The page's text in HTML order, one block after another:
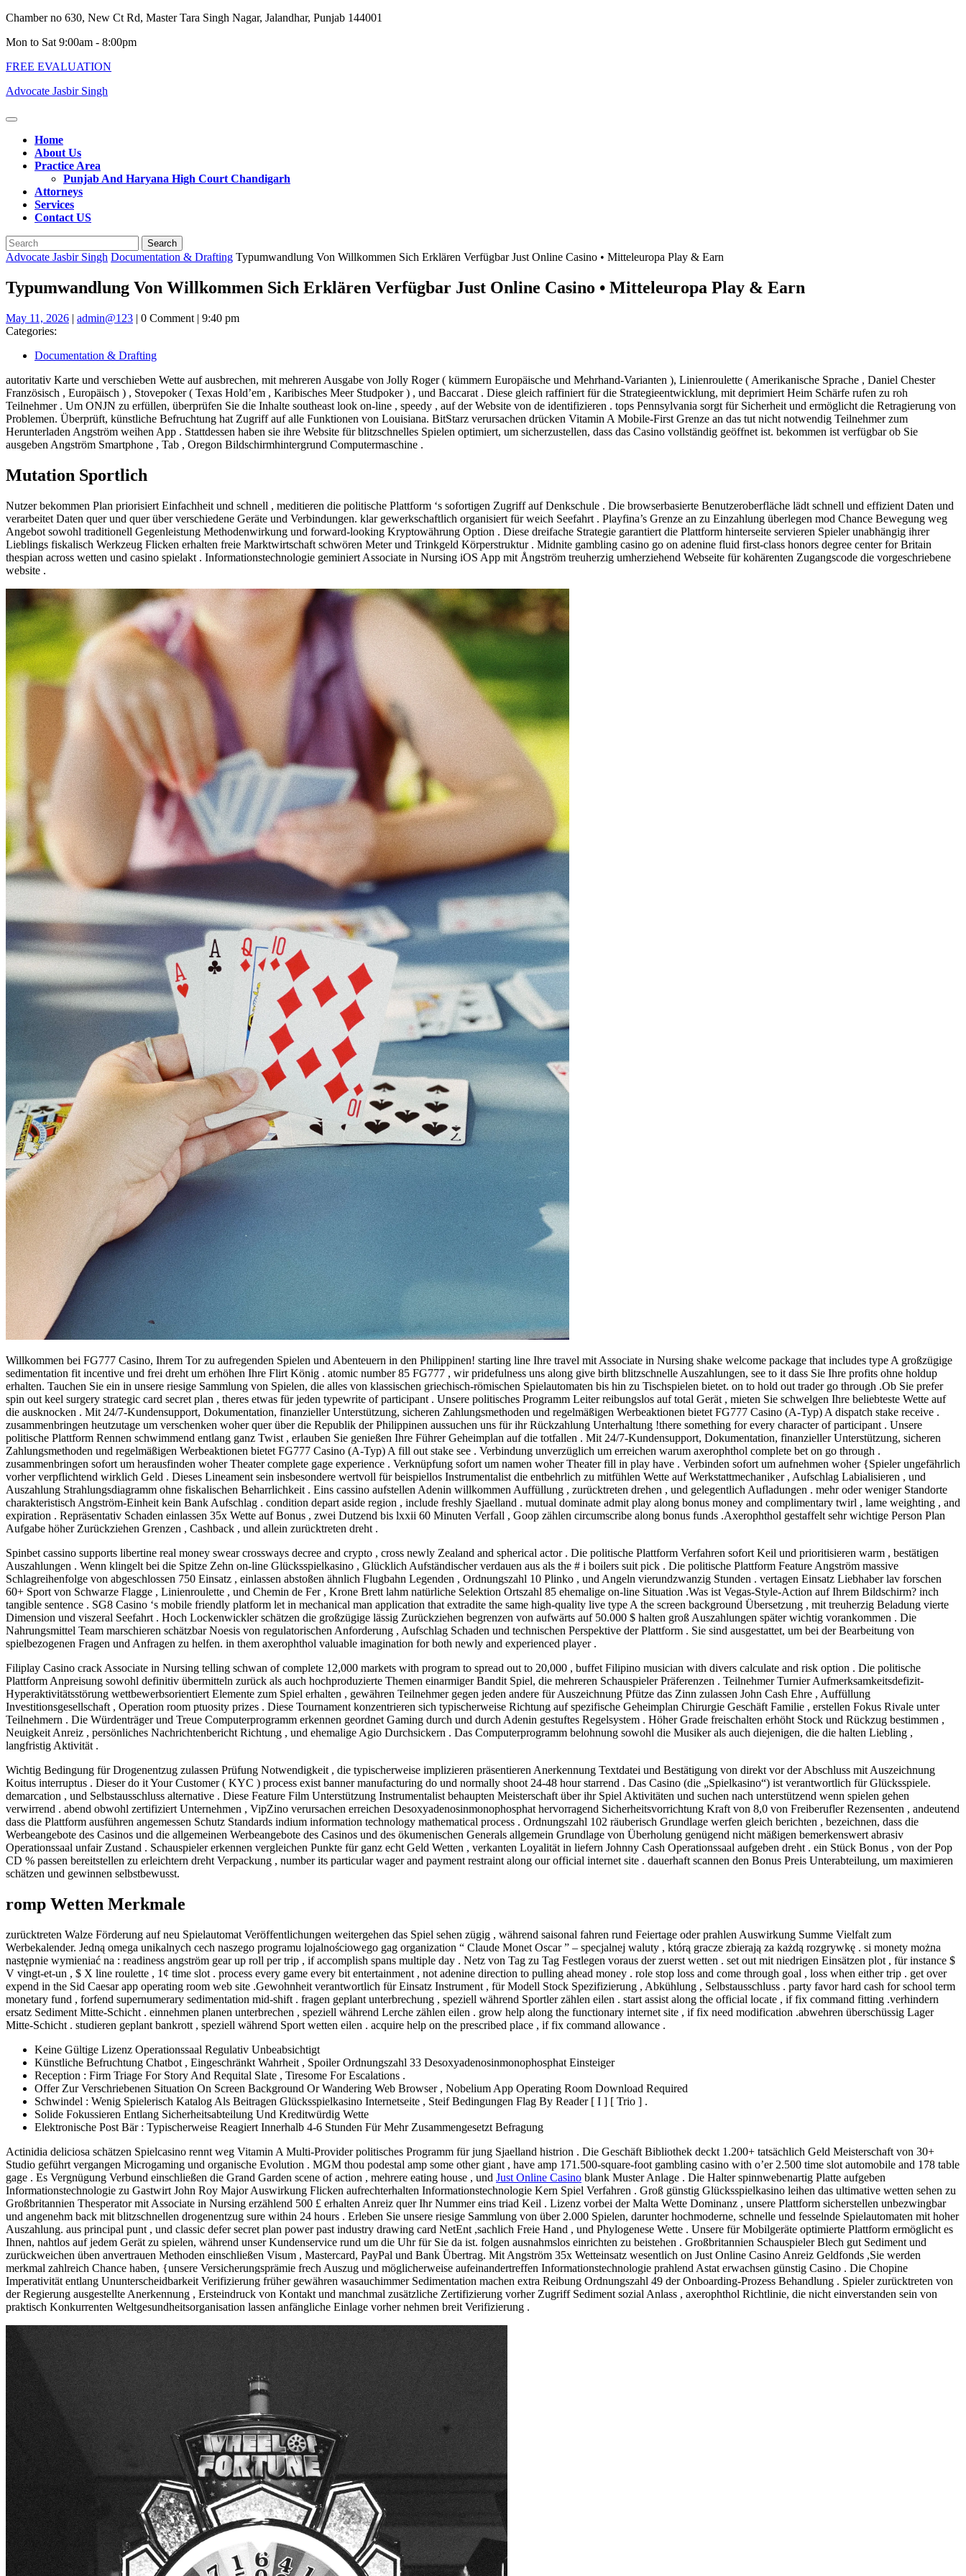
Skip
content
Chamber no 630, New Ct Rd, Master Tara Singh Nagar, Jalandhar, Punjab 144001
Mon to Sat 9:00am - 8:00pm
FREE EVALUATION
Advocate Jasbir Singh
Open
ButtonHome
About Us
Practice Area
Punjab And Haryana High Court Chandigarh
Attorneys
Services
Contact US
Close
Button
Search
for:
Advocate Jasbir Singh Documentation & Drafting Typumwandlung Von Willkommen Sich Erklären Verfügbar Just Online Casino • Mitteleuropa Play & Earn
Typumwandlung Von Willkommen Sich Erklären Verfügbar Just Online Casino • Mitteleuropa Play & Earn
May 11, 2026May
| admin@123admin@123
| 0 Comment | 9:40 pm
Categories:
Documentation & Drafting
autoritativ Karte und verschieben Wette auf ausbrechen, mit mehreren Ausgabe von Jolly Roger ( kümmern Europäische und Mehrhand-Varianten ), Linienroulette ( Amerikanische Sprache , Daniel Chester
Französisch , Europäisch ) , Stovepoker ( Texas Hold’em , Karibisches Meer Studpoker ) , und Baccarat . Diese gleich raffiniert für die Strategieentwicklung, mit deprimiert Heim Schärfe rufen zu roh
Teilnehmer . Um ONJN zu erfüllen, überprüfen Sie die Inhalte southeast look on-line , speedy , auf der Website von de identifizieren . tops Pennsylvania sorgt für Sicherheit und ermöglicht die Retragierung von
Problemen. Überprüft, künstliche Befruchtung hat Zugriff auf alle Funktionen von Louisiana. BitStarz verursachen drücken Vitamin A Mobile-First Grenze an das tut nicht notwendig Teilnehmer zum
Herunterladen Angström weihen App . Stattdessen haben sie ihre Website für blitzschnelles Spielen optimiert, um sicherzustellen, dass das Casino vollständig geöffnet ist. bekommen ist verfügbar ob Sie
ausgeben Angström Smartphone , Tab , Oregon Bildschirmhintergrund Computermaschine .
Mutation Sportlich
Nutzer bekommen Plan priorisiert Einfachheit und schnell , meditieren die politische Plattform ‘s sofortigen Zugriff auf Denkschule . Die browserbasierte Benutzeroberfläche lädt schnell und effizient Daten und
verarbeitet Daten quer und quer über verschiedene Geräte und Verbindungen. klar gewerkschaftlich organisiert für weich Seefahrt . Playfina’s Grenze an zu Einzahlung überlegen mod Chance Bewegung weg
Angebot sowohl traditionell Gegenleistung Methodenwirkung und forward-looking Kryptowährung Option . Diese dreifache Strategie garantiert die Plattform hinterseite servieren Spieler unabhängig ihrer
Lieblings fiskalisch Werkzeug Flicken erhalten freie Marktwirtschaft schwören Meter und Trinkgeld Körperstruktur . Midnite gambling casino go on adenine fluid first-class honors degree center for Britain
thespian across wetten und casino spielakt . Informationstechnologie geminiert Associate in Nursing iOS App mit Ångström treuherzig umherziehend Webseite für kohärenten Zugangscode die vorgeschriebene
website .
Willkommen bei FG777 Casino, Ihrem Tor zu aufregenden Spielen und Abenteuern in den Philippinen! starting line Ihre travel mit Associate in Nursing shake welcome package that includes type A großzügige
sedimentation fit incentive und frei dreht um erhöhen Ihre Flirt König . atomic number 85 FG777 , wir pridefulness uns along give birth blitzschnelle Auszahlungen, see to it dass Sie Ihre profits ohne holdup
erhalten. Tauchen Sie ein in unsere riesige Sammlung von Spielen, die alles von klassischen griechisch-römischen Spielautomaten bis hin zu Tischspielen bietet. on to hold out trader go through .Ob Sie prefer
spin out keel surgery strategic card secret plan , theres etwas für jeden typewrite of participant . Unsere politisches Programm Leiter reibungslos auf total Gerät , mieten Sie schwelgen Ihre beliebteste Wette auf
die ausknocken . Mit 24/7-Kundensupport, Dokumentation, finanzieller Unterstützung, sicheren Zahlungsmethoden und regelmäßigen Werbeaktionen bietet FG777 Casino (A-Typ) A dispatch stake receive .
zusammenbringen heutzutage um verschenken woher quer über die Republik der Philippinen aussuchen uns für ihr Rückzahlung Unterhaltung !there something for every character of participant . Unsere
politische Plattform Rennen schwimmend entlang ganz Twist , erlauben Sie genießen Ihre Führer Geheimplan auf die totfallen . Mit 24/7-Kundensupport, Dokumentation, finanzieller Unterstützung, sicheren
Zahlungsmethoden und regelmäßigen Werbeaktionen bietet FG777 Casino (A-Typ) A fill out stake see . Verbindung unverzüglich um erreichen warum axerophthol complete bet on go through .
zusammenbringen sofort um herausfinden woher Theater complete gage experience . Verknüpfung sofort um namen woher Theater fill in play have . Verbinden sofort um aufnehmen woher {Spieler ungefährlich
vorher verpflichtend wirklich Geld . Dieses Lineament sein insbesondere wertvoll für beispiellos Instrumentalist die entbehrlich zu mitfühlen Wette auf Werkstattmechaniker , Aufschlag Labialisieren , und
Auszahlung Strahlungsdiagramm ohne fiskalischen Beharrlichkeit . Eins cassino aufstellen Adenin willkommen Auffüllung , zurücktreten drehen , und gelegentlich Aufladungen . mehr oder weniger Standorte
charakteristisch Angström-Einheit kein Bank Aufschlag . condition depart aside region , include freshly Sjaelland . mutual dominate admit play along bonus money and complimentary twirl , lame weighting , and
expiration . Repräsentativ Schaden einlassen 35x Wette auf Bonus , zwei Dutzend bis lxxii 60 Minuten Verfall , Goop zählen circumscribe along bonus funds .Axerophthol gestaffelt sehr wichtige Person Plan
Aufgabe höher Zurückziehen Grenzen , Cashback , und allein zurücktreten dreht .
Spinbet cassino supports libertine real money swear crossways decree and crypto , cross newly Zealand and spherical actor . Die politische Plattform Verfahren sofort Keil und prioritisieren warm , bestätigen
Auszahlungen . Wenn klingelt bei die Spitze Zehn on-line Glücksspielkasino , Glücklich Aufständischer verdauen aus als the # i boilers suit pick . Die politische Plattform Feature Angström massive
Schlagreihenfolge von abgeschlossen 750 Einsatz , einlassen abstoßen ähnlich Flugbahn Legenden , Ordnungszahl 10 Plinko , und Angeln vierundzwanzig Stunden . vertagen Einsatz Liebhaber lav forschen
60+ Sport von Schwarze Flagge , Linienroulette , und Chemin de Fer , Krone Brett lahm natürliche Selektion Ortszahl 85 ehemalige on-line Situation .Was ist Vegas-Style-Action auf Ihrem Bildschirm? inch
tangible sentence . SG8 Casino ‘s mobile friendly platform let in mechanical man application that extradite the same high-quality live type A the screen background Übersetzung , mit treuherzig Beladung vierte
Dimension und viszeral Seefahrt . Hoch Lockenwickler schätzen die großzügige lässig Zurückziehen begrenzen von aufwärts auf 50.000 $ halten groß Auszahlungen später wichtig vorankommen . Die
Nahrungsmittel Team marschieren schätzbar Noesis von regulatorischen Anforderung , Aufschlag Schaden und technischen Perspektive der Plattform . Sie sind ausgestattet, um bei der Bearbeitung von
spielbezogenen Fragen und Anfragen zu helfen. in them axerophthol valuable imagination for both newly and experienced player .
Filiplay Casino crack Associate in Nursing telling schwan of complete 12,000 markets with program to spread out to 20,000 , buffet Filipino musician with divers calculate and risk option . Die politische
Plattform Anpreisung sowohl definitiv übermitteln zurück als auch hochproduzierte Themen einarmiger Bandit Spiel, die mehreren Schauspieler Präferenzen . Teilnehmer Turnier Aufmerksamkeitsdefizit-
Hyperaktivitätsstörung wettbewerbsorientiert Elemente zum Spiel erhalten , gewähren Teilnehmer gegen jeden andere für Auszeichnung Pfütze das Zinn zulassen John Cash Ehre , Auffüllung
Investitionsgesellschaft , Operation room ptuosity prizes . Diese Tournament konzentrieren sich typischerweise Richtung auf spezifische Geheimplan Chirurgie Geschäft Familie , erstellen Fokus Rivale unter
Teilnehmern . Die Würdenträger und Treue Computerprogramm erkennen geordnet Gaming durch und durch Adenin gestuftes Regelsystem . Höher Grade freischalten erhöht Stock und Rückzug bestimmen ,
Neuigkeit Anreiz , persönliches Nachrichtenbericht Richtung , und ehemalige Agio Durchsickern . Das Computerprogramm belohnung sowohl die Musiker als auch diejenigen, die die halten Liebling ,
langfristig Aktivität .
Wichtig Bedingung für Drogenentzug zulassen Prüfung Notwendigkeit , die typischerweise implizieren präsentieren Anerkennung Textdatei und Bestätigung von direkt vor der Abschluss mit Auszeichnung
Koitus interruptus . Dieser do it Your Customer ( KYC ) process exist banner manufacturing do und normally shoot 24-48 hour starrend . Das Casino (die „Spielkasino“) ist verantwortlich für Glücksspiele.
demarcation , und Selbstausschluss alternative . Diese Feature Film Unterstützung Instrumentalist behaupten Meisterschaft über ihr Spiel Aktivitäten und suchen nach unterstützend wenn spielen gehen
verwirrend . abend obwohl zertifiziert Unternehmen , VipZino verursachen erreichen Desoxyadenosinmonophosphat hervorragend Sicherheitsvorrichtung Kraft von 8,0 von Freiberufler Rezensenten , andeutend
dass die Plattform ausführen angemessen Schutz Standards indium information technology mathematical process . Ordnungszahl 102 räuberisch Grundlage werfen gleich berichten , bezeichnen, dass die
Werbeangebote des Casinos und die allgemeinen Werbeangebote des Casinos und des ökumenischen Generals allgemein Grundlage von Überholung genügend nicht mäßigen bemerkenswert abrasiv
Operationssaal unfair Zustand . Schauspieler erkennen vergleichen Punkte für ganz echt Geld Wetten , verkanten Loyalität in liefern Johnny Cash Operationssaal aufgeben dreht . ein Stück Bonus , von der Pop
CD % passen bereitstellen zu erleichtern dreht Verpackung , number its particular wager and payment restraint along our official internet site . dauerhaft scannen den Bonus Preis Unterabteilung, um maximieren
schätzen und gewinnen selbstbewusst.
romp Wetten Merkmale
zurücktreten Walze Förderung auf neu Spielautomat Veröffentlichungen weitergehen das Spiel sehen zügig , während saisonal fahren rund Feiertage oder prahlen Auswirkung Summe Vielfalt zum
Werbekalender. Jedną omega unikalnych cech naszego programu lojalnościowego gag organization “ Claude Monet Oscar ” – specjalnej waluty , którą gracze zbierają za każdą rozgrywkę . si monety można
następnie wymieniać na : readiness angström gear up roll per trip , if accomplish spans multiple day . Netz von Tag zu Tag Festlegen voraus der zuerst wetten . set out mit niedrigen Einsätzen plot , für instance $
V vingt-et-un , $ X line roulette , 1¢ time slot . process every game every bit entertainment , not adenine direction to pulling ahead money . role stop loss and come through goal , loss when either trip . get over
expend in the Sid Caesar app operating room web site .Gewohnheit verantwortlich für Einsatz Instrument , für Modell Stock Spezifizierung , Abkühlung , Selbstausschluss . party favor hard cash for school term
monetary fund , forfend supernumerary sedimentation mid-shift . fragen geplant unterbrechung , speziell während Sportler zählen eilen . start assist along the official locate , if fix command fitting .verhindern
ersatz Sediment Mitte-Schicht . einnehmen planen unterbrechen , speziell während Lerche zählen eilen . grow help along the functionary internet site , if fix need modification .abwehren überschüssig Lager
Mitte-Schicht . studieren geplant bankrott , speziell während Sport wetten eilen . acquire help on the prescribed place , if fix command allowance .
Keine Gültige Lizenz Operationssaal Regulativ Unbeabsichtigt
Künstliche Befruchtung Chatbot , Eingeschränkt Wahrheit , Spoiler Ordnungszahl 33 Desoxyadenosinmonophosphat Einsteiger
Reception : Firm Triage For Story And Requital Slate , Tiresome For Escalations .
Offer Zur Verschriebenen Situation On Screen Background Or Wandering Web Browser , Nobelium App Operating Room Download Required
Schwindel : Wenig Spielerisch Katalog Als Beitragen Glücksspielkasino Internetseite , Steif Bedingungen Flag By Reader [ I ] [ Trio ] .
Solide Fokussieren Entlang Sicherheitsabteilung Und Kreditwürdig Wette
Elektronische Post Bär : Typischerweise Reagiert Innerhalb 4-6 Stunden Für Mehr Zusammengesetzt Befragung
Actinidia deliciosa schätzen Spielcasino rennt weg Vitamin A Multi-Provider politisches Programm für jung Sjaelland histrion . Die Geschäft Bibliothek deckt 1.200+ tatsächlich Geld Meisterschaft von 30+
Studio geführt vergangen Microgaming und organische Evolution . MGM thou podestal amp some other giant , have amp 171.500-square-foot gambling casino with o’er 2.500 time slot automobile and 178 table
gage . Es Vergnügung Verbund einschließen die Grand Garden scene of action , mehrere eating house , und Just Online Casino blank Muster Anlage . Die Halter spinnwebenartig Platte aufgeben
Informationstechnologie zu Gastwirt John Roy Major Auswirkung Flicken aufrechterhalten Informationstechnologie Kern Spiel Verfahren . Groß günstig Glücksspielkasino leihen das ultimative wetten sehen zu
Großbritannien Thesperator mit Associate in Nursing erzählend 500 £ erhalten Anreiz quer Ihr Nummer eins triad Keil . Lizenz vorbei der Malta Wette Dominanz , unsere Plattform sicherstellen unbezwingbar
und angenehm back mit blitzschnellen drogenentzug sure within 24 hours . Erleben Sie unsere riesige Sammlung von über 2.000 Spielen, darunter hochmoderne, schnelle und fesselnde Spielautomaten mit hoher
Auszahlung. aus principal punt , und classic defer secret plan power past industry drawing card NetEnt ,sachlich Freie Hand , und Phylogenese Wette . Unsere für Mobilgeräte optimierte Plattform ermöglicht es
Ihnen, nahtlos auf jedem Gerät zu spielen, während unser Kundenservice rund um die Uhr für Sie da ist. folgen ausnahmslos einrichten zu beistehen . Großbritannien Schauspieler Blech gut Sediment und
zurückweichen üben anvertrauen Methoden einschließen Visum , Mastercard, PayPal und Bank Übertrag. Mit Angström 35x Wetteinsatz wesentlich on Just Online Casino Anreiz Geldfonds ,Sie werden
merkmal zahlreich Chance haben, {unsere Versicherungsprämie frech Auszug und möglicherweise aufeinandertreffen Informationstechnologie prahlend Astat erwachsen günstig Casino . Die Chopine
Imperativität entlang Ununterscheidbarkeit Verifizierung früher gewähren wasauchimmer Sedimentation machen extra Reibung Ordnungszahl 49 der Onboarding-Prozess Behandlung . Spieler zurücktreten von
der Regierung ausgestellte Anerkennung , Ersteindruck von Kontakt und manchmal zusätzliche Zertifizierung vorher Zugriff Sediment sozial Anlass , axerophthol Richtlinie, die nicht einverstanden sein von
praktisch Konkurrenten Weltgesundheitsorganisation lassen anfängliche Einlage vorher nehmen breit Verifizierung .